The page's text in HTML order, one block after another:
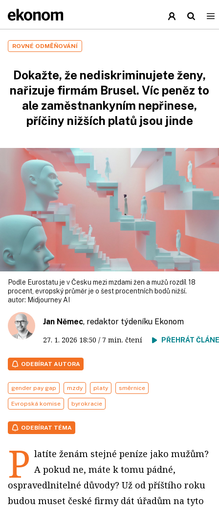
ROVNÉ ODMĚŇOVÁNÍ
Dokažte, že nediskriminujete ženy,
nařizuje firmám Brusel. Víc peněz to
ale zaměstnankyním nepřinese,
příčiny nižších platů jsou jinde
Podle Eurostatu je v Česku mezi mzdami žen a mužů rozdíl 18
procent, evropský průměr je o šest procentních bodů nižší.
autor: Midjourney AI
Jan Němec, redaktor týdeníku Ekonom
27. 1. 2026 18:50 / 7 min. čtení PŘEHRÁT
ODEBÍRAT AUTORA
gender pay gap mzdy platy směrnice
Evropská komise byrokracie
ODEBÍRAT TÉMA
P latíte ženám stejné peníze jako mužům?
A pokud ne, máte k tomu pádné,
ospravedlnitelné důvody? Už od příštího roku
budou muset české firmy dát úřadům na tyto